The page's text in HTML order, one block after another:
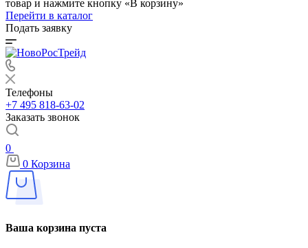
товар и нажмите кнопку «В корзину»
Перейти в каталог
Подать заявку
Телефоны
+7 495 818-63-02
Заказать звонок
0
0 Корзина
Ваша корзина пуста